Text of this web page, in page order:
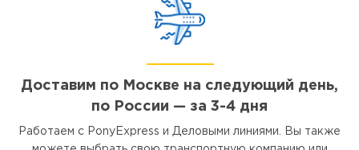
Доставим по Москве на следующий день,
по России — за 3-4 дня
Работаем с PonyExpress и Деловыми линиями. Вы также